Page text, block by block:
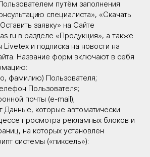
путём заполнения
специалиста», «Скачать
заявку» на Сайте
в разделе «Продукция», а также
и подписка на новости на
Название форм включают в себя
фамилию) Пользователя;
Пользователя;
почты (e-mail);
Данные, которые автоматически
просмотра рекламных блоков и
на которых установлен
системы («пиксель»):